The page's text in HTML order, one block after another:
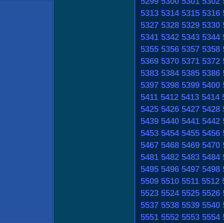
5313 5314 5315 5316
5327 5328 5329 5330
5341 5342 5343 5344
5355 5356 5357 5358
5369 5370 5371 5372
5383 5384 5385 5386
5397 5398 5399 5400
5411 5412 5413 5414
5425 5426 5427 5428
5439 5440 5441 5442
5453 5454 5455 5456
5467 5468 5469 5470
5481 5482 5483 5484
5495 5496 5497 5498
5509 5510 5511 5512
5523 5524 5525 5526
5537 5538 5539 5540
5551 5552 5553 5554